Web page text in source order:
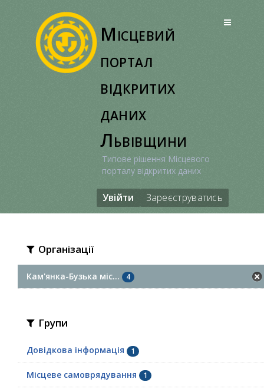
Місцевий
портал
відкритих
даних
Львівщини
Типове рішення Місцевого
порталу відкритих даних
Увійти Зареєструватись
Організації
Кам'янка-Бузька міс... 4
Групи
Довідкова інформація 1
Місцеве самоврядування 1